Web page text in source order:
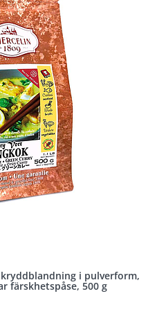
kryddblandning i pulverform,
färskhetspåse, 500 g